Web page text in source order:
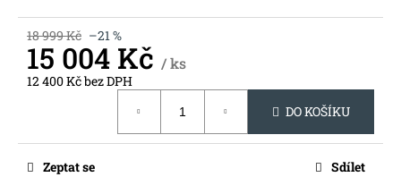
18 999 Kč –21 %
15 004 Kč / ks
12 400 Kč bez DPH
DO KOŠÍKU
Zeptat se Sdílet
D
p
u